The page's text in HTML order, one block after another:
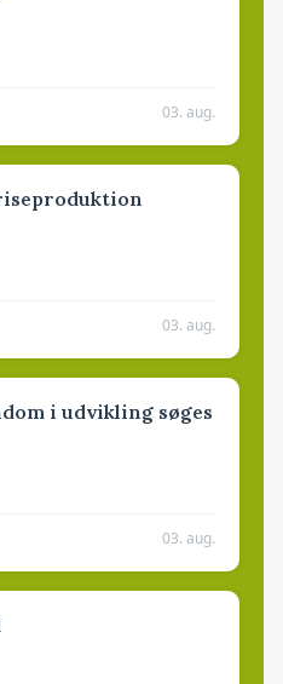
03. aug.
03. aug.
i udvikling søges
03. aug.